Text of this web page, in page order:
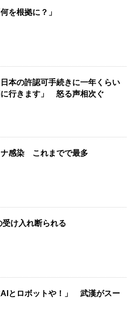
を根拠に？」
本の許認可手続きに一年くらい
行きます」 怒る声相次ぐ
ナ感染 これまでで最多
受け入れ断られる
AIとロボットや！」 武漢がスー